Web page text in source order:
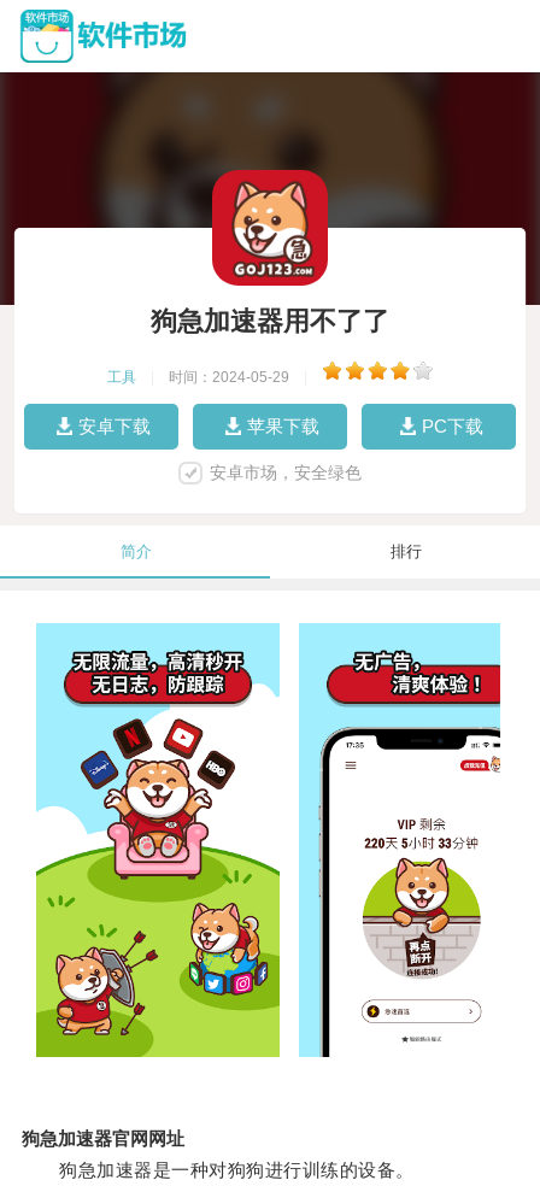
狗急加速器用不了了
工具 时间：2024-05-29
安卓下载 苹果下载 PC下载
安卓市场，安全绿色
简介 排行
狗急加速器官网网址
狗急加速器是一种对狗狗进行训练的设备。